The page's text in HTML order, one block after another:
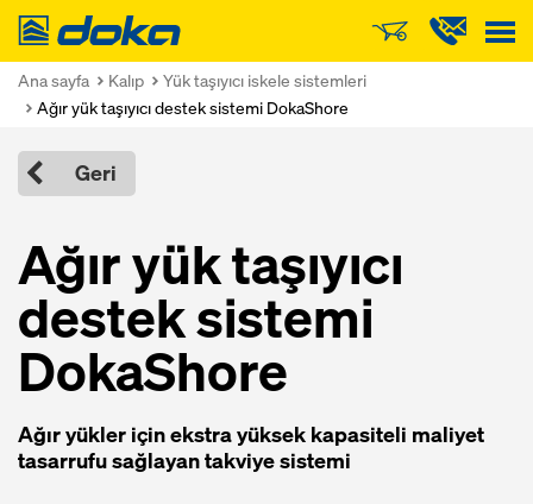
Doka
Ana sayfa Kalıp
Yük taşıyıcı iskele sistemleri
Ağır yük taşıyıcı destek sistemi DokaShore
Geri
Ağır yük taşıyıcı
destek sistemi
DokaShore
Ağır yükler için ekstra yüksek kapasiteli maliyet
tasarrufu sağlayan takviye sistemi